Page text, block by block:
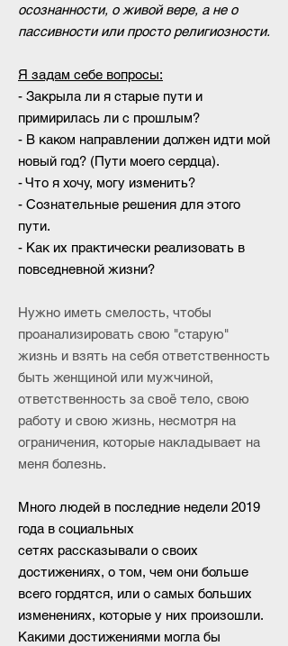
осознанности, о живой вере, а не о
пассивности или просто религиозности.
Я задам себе вопросы:
- Закрыла ли я старые пути и
примирилась ли с прошлым?
- В каком направлении должен идти мой
новый год? (Пути моего сердца).
- Что я хочу, могу изменить?
- Сознательные решения для этого
пути.
- Как их практически реализовать в
повседневной жизни?
Нужно иметь смелость, чтобы
проанализировать свою "старую"
жизнь и взять на себя ответственность
быть женщиной или мужчиной,
ответственность за своё тело, свою
работу и свою жизнь, несмотря на
ограничения, которые накладывает на
меня болезнь.
Много людей в последние недели 2019
года в социальных
сетях рассказывали о своих
достижениях, о том, чем они больше
всего гордятся, или о самых больших
изменениях, которые у них произошли.
Какими достижениями могла бы